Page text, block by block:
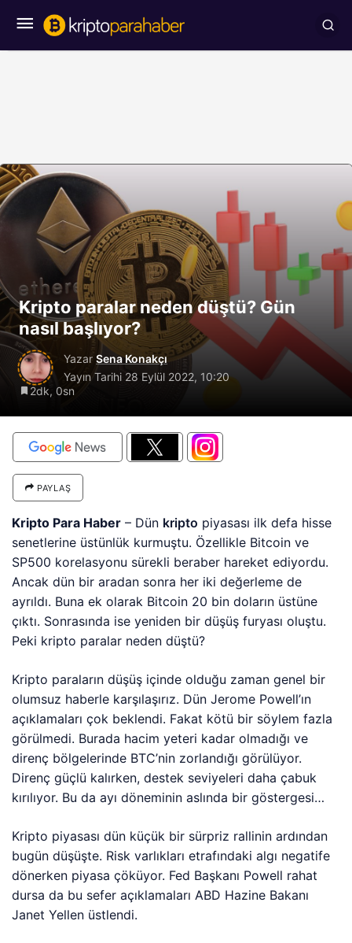
Kripto paralar neden düştü? Gün
nasıl başlıyor?
Yazar Sena Konakçı
Yayın Tarihi 28 Eylül 2022, 10:20
2dk, 0sn
PAYLAŞ
Kripto Para Haber – Dün kripto piyasası ilk defa hisse
senetlerine üstünlük kurmuştu. Özellikle Bitcoin ve
SP500 korelasyonu sürekli beraber hareket ediyordu.
Ancak dün bir aradan sonra her iki değerleme de
ayrıldı. Buna ek olarak Bitcoin 20 bin doların üstüne
çıktı. Sonrasında ise yeniden bir düşüş furyası oluştu.
Peki kripto paralar neden düştü?
Kripto paraların düşüş içinde olduğu zaman genel bir
olumsuz haberle karşılaşırız. Dün Jerome Powell’ın
açıklamaları çok beklendi. Fakat kötü bir söylem fazla
görülmedi. Burada hacim yeteri kadar olmadığı ve
direnç bölgelerinde BTC’nin zorlandığı görülüyor.
Direnç güçlü kalırken, destek seviyeleri daha çabuk
kırılıyor. Bu da ayı döneminin aslında bir göstergesi…
Kripto piyasası dün küçük bir sürpriz rallinin ardından
bugün düşüşte. Risk varlıkları etrafındaki algı negatife
dönerken piyasa çöküyor. Fed Başkanı Powell rahat
dursa da bu sefer açıklamaları ABD Hazine Bakanı
Janet Yellen üstlendi.